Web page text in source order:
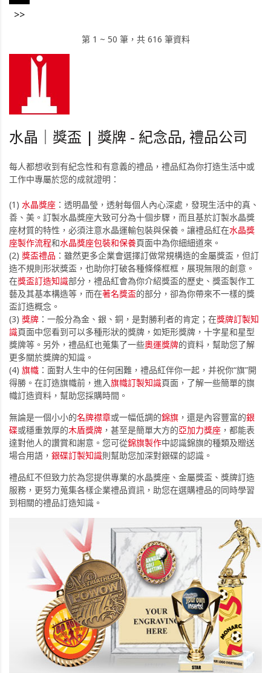
>>
第 1 ~ 50 筆，共 616 筆資料
水晶｜獎盃 | 獎牌 - 紀念品, 禮品公司
每人都想收到有紀念性和有意義的禮品，禮品紅為你打造生活中或
工作中專屬於您的成就證明：
(1) 水晶獎座 ：透明晶瑩，透射每個人內心深處，發現生活中的真、
善、美。訂製水晶獎座大致可分為十個步驟，而且基於訂製水晶獎
座材質的特性，必須注意水晶運輸包裝與保養。讓禮品紅在水晶獎
座製作流程和水晶獎座包裝和保養頁面中為你細細道來。
(2) 獎盃禮品 ：雖然更多企業會選擇訂做常規構造的金屬獎盃，但訂
造不規則形狀獎盃，也助你打破各種條條框框，展現無限的創意。
在獎盃訂造知識部分，禮品紅會為你介紹獎盃的歷史、獎盃製作工
藝及其基本構造等，而在著名獎盃的部分，卻為你帶來不一樣的獎
盃訂造概念。
(3) 獎牌 ：一般分為金、銀、銅，是對勝利者的肯定；在獎牌訂製知
識頁面中您看到可以多種形狀的獎牌，如矩形獎牌，十字星和星型
獎牌等。另外，禮品紅也蒐集了一些奧運獎牌的資料，幫助您了解
更多關於獎牌的知識。
(4) 旗幟 ：面對人生中的任何困難，禮品紅伴你一起，并祝你“旗”開
得勝。在訂造旗幟前，進入旗幟訂製知識頁面，了解一些簡單的旗
幟訂造資料，幫助您採購時間。
無論是一個小小的名牌襟章或一幅低調的錦旗 ，還是內容豐富的銀
碟或穩重敦厚的木盾獎牌 ，甚至是簡單大方的亞加力獎座 ，都能表
達對他人的讚賞和謝意。您可從錦旗製作中認識錦旗的種類及贈送
場合用語， 銀碟訂製知識則幫助您加深對銀碟的認識。
禮品紅不但致力於為您提供專業的水晶獎座、金屬獎盃、獎牌訂造
服務，更努力蒐集各樣企業禮品資訊，助您在選購禮品的同時學習
到相關的禮品訂造知識。